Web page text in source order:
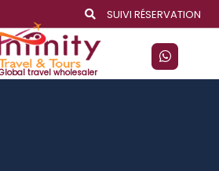
SUIVI RÉSERVATION
travel wholesaler